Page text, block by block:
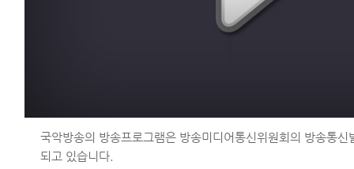
국악방송의 방송프로그램은 방송미디어통신위원회의 방송통
되고 있습니다.